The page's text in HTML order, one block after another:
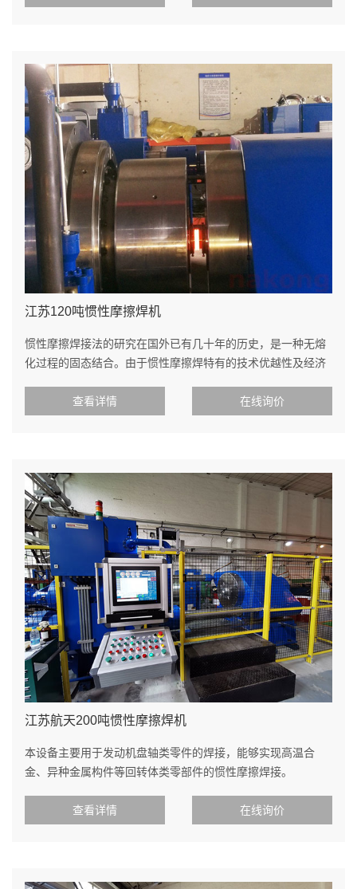
江苏120吨惯性摩擦焊机
惯性摩擦焊接法的研究在国外已有几十年的历史，是一种无熔
化过程的固态结合。由于惯性摩擦焊特有的技术优越性及经济
查看详情
在线询价
江苏航天200吨惯性摩擦焊机
本设备主要用于发动机盘轴类零件的焊接，能够实现高温合
金、异种金属构件等回转体类零部件的惯性摩擦焊接。
查看详情 在线询价